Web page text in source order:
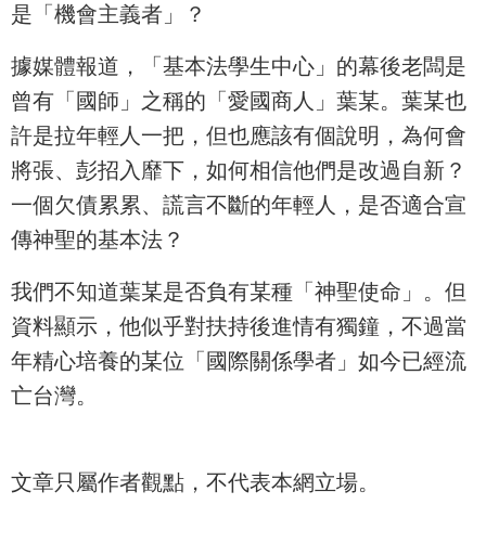
是「機會主義者」？
據媒體報道，「基本法學生中心」的幕後老闆是
曾有「國師」之稱的「愛國商人」葉某。葉某也
許是拉年輕人一把，但也應該有個說明，為何會
將張、彭招入靡下，如何相信他們是改過自新？
一個欠債累累、謊言不斷的年輕人，是否適合宣
傳神聖的基本法？
我們不知道葉某是否負有某種「神聖使命」。但
資料顯示，他似乎對扶持後進情有獨鐘，不過當
年精心培養的某位「國際關係學者」如今已經流
亡台灣。
文章只屬作者觀點，不代表本網立場。